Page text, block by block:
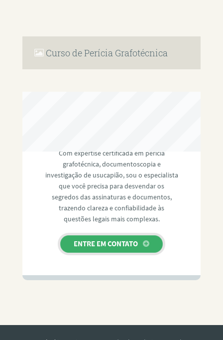
Curso de Perícia Grafotécnica
Com expertise certificada em perícia
grafotécnica, documentoscopia e
investigação de usucapião, sou o especialista
que você precisa para desvendar os
segredos das assinaturas e documentos,
trazendo clareza e confiabilidade às
questões legais mais complexas.
ENTRE EM CONTATO